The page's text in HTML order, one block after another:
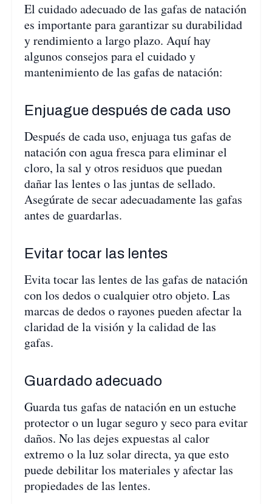
El cuidado adecuado de las gafas de natación
es importante para garantizar su durabilidad
y rendimiento a largo plazo. Aquí hay
algunos consejos para el cuidado y
mantenimiento de las gafas de natación:
Enjuague después de cada uso
Después de cada uso, enjuaga tus gafas de
natación con agua fresca para eliminar el
cloro, la sal y otros residuos que puedan
dañar las lentes o las juntas de sellado.
Asegúrate de secar adecuadamente las gafas
antes de guardarlas.
Evitar tocar las lentes
Evita tocar las lentes de las gafas de natación
con los dedos o cualquier otro objeto. Las
marcas de dedos o rayones pueden afectar la
claridad de la visión y la calidad de las
gafas.
Guardado adecuado
Guarda tus gafas de natación en un estuche
protector o un lugar seguro y seco para evitar
daños. No las dejes expuestas al calor
extremo o la luz solar directa, ya que esto
puede debilitar los materiales y afectar las
propiedades de las lentes.